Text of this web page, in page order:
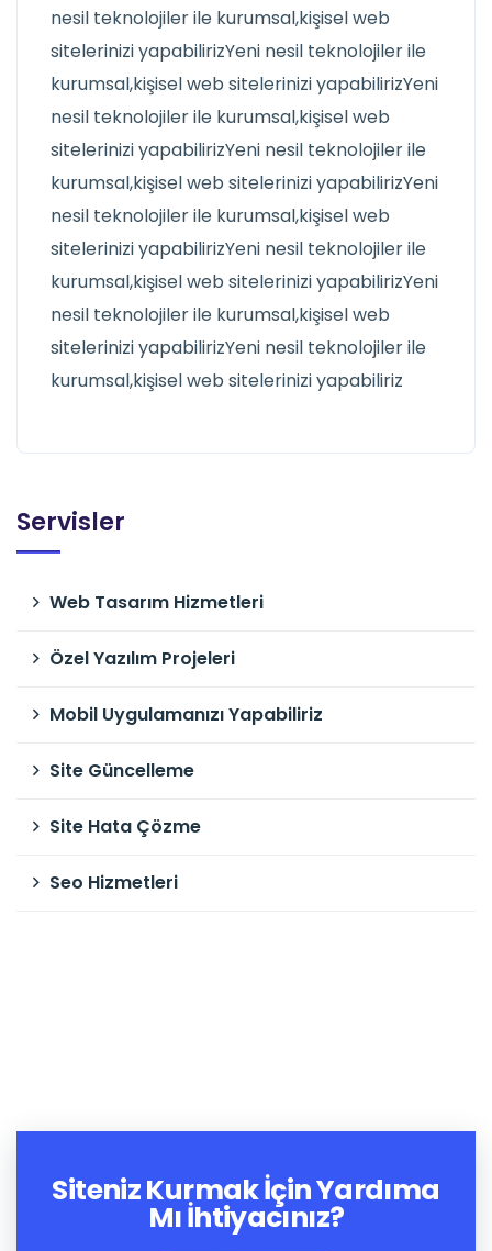
nesil teknolojiler ile kurumsal,kişisel web
sitelerinizi yapabilirizYeni nesil teknolojiler ile
kurumsal,kişisel web sitelerinizi yapabilirizYeni
nesil teknolojiler ile kurumsal,kişisel web
sitelerinizi yapabilirizYeni nesil teknolojiler ile
kurumsal,kişisel web sitelerinizi yapabilirizYeni
nesil teknolojiler ile kurumsal,kişisel web
sitelerinizi yapabilirizYeni nesil teknolojiler ile
kurumsal,kişisel web sitelerinizi yapabilirizYeni
nesil teknolojiler ile kurumsal,kişisel web
sitelerinizi yapabilirizYeni nesil teknolojiler ile
kurumsal,kişisel web sitelerinizi yapabiliriz
Servisler
Web Tasarım Hizmetleri
Özel Yazılım Projeleri
Mobil Uygulamanızı Yapabiliriz
Site Güncelleme
Site Hata Çözme
Seo Hizmetleri
Siteniz Kurmak İçin Yardıma
Mı İhtiyacınız?